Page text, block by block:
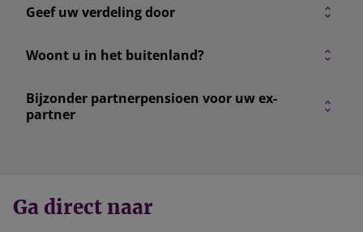
Geef uw verdeling door
Woont u in het buitenland?
Bijzonder partnerpensioen voor uw ex-
partner
Ga direct naar